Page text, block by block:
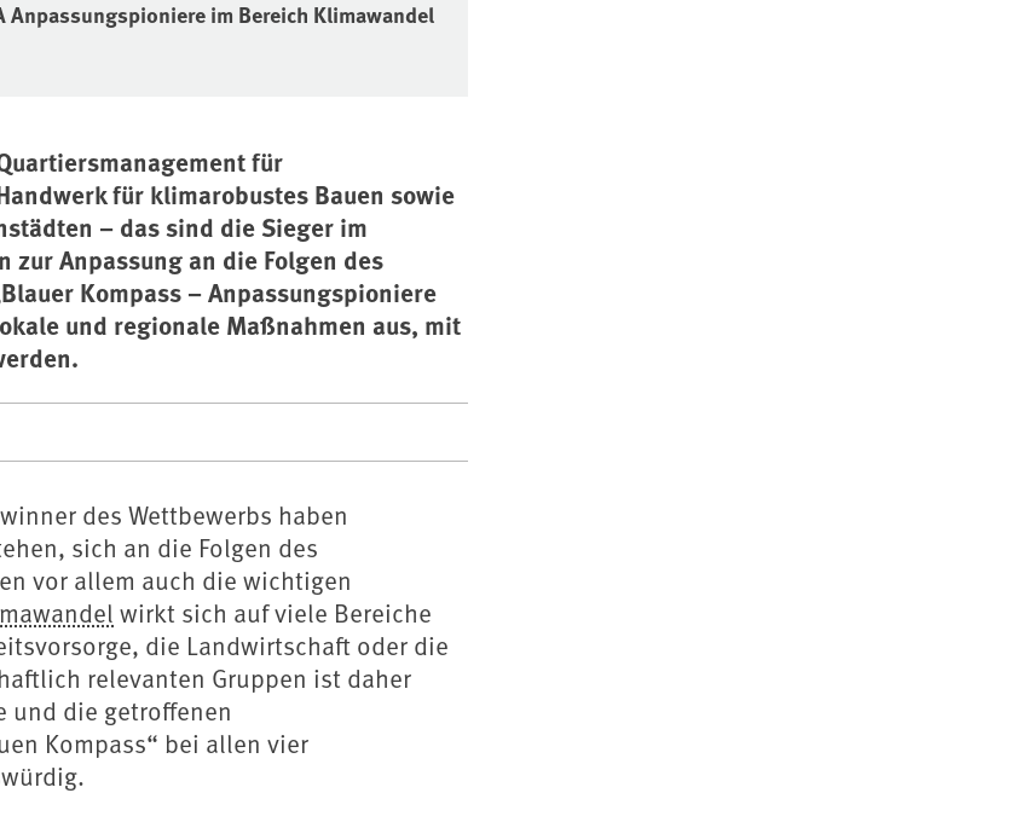
im Bereich Klimawandel
für
für klimarobustes Bauen sowie
– das sind die Sieger im
Anpassung an die Folgen des
Kompass – Anpassungspioniere
und regionale Maßnahmen aus, mit
des Wettbewerbs haben
sich an die Folgen des
vor allem auch die wichtigen
wirkt sich auf viele Bereiche
die Landwirtschaft oder die
relevanten Gruppen ist daher
und die getroffenen
Kompass“ bei allen vier